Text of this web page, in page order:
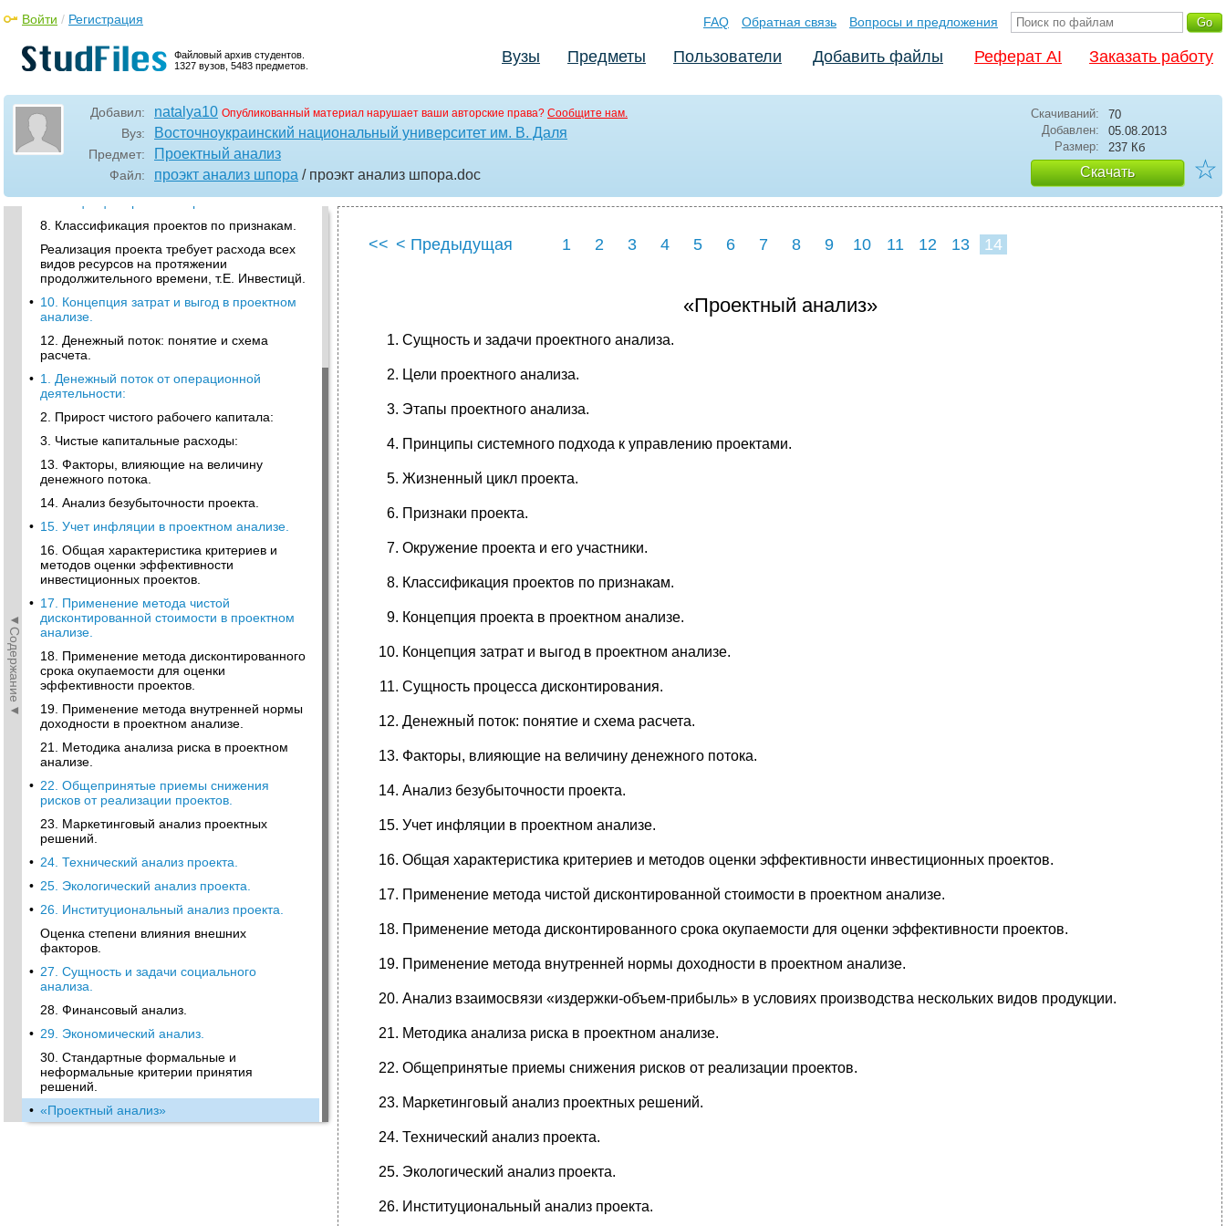
Файловый архив студентов.
1327 вузов, 5483 предметов.
Войти / Регистрация FAQ Обратная связь Вопросы и предложения
Вузы Предметы Пользователи Добавить файлы Реферат AI Заказать работу
Добавил: natalya10 Опубликованный материал нарушает ваши авторские права? Сообщите нам.
Вуз: Восточноукраинский национальный университет им. В. Даля
Предмет: Проектный анализ
Файл: проэкт анализ шпора / проэкт анализ шпора.doc
Скачиваний:
70
Добавлен:
05.08.2013
Размер:
237 Кб
Скачать ☆
◄Содержание◄
• 1. Сущность и задачи проектного анализа.
3. Этапы проектного анализа.
5. Жизненный цикл проекта. Задачи
4. Принципы системного подхода к
управлению проект
•
6. Признаки проекта
7. Окружение проекта и его участники
Участники проекта.
• 9. Концепция проекта в проектном анализе.
8. Классификация проектов по признакам.
Реализация проекта требует расхода всех
видов ресурсов на протяжении
продолжительного времени, т.Е. Инвестицй.
• 10. Концепция затрат и выгод в проектном
анализе.
12. Денежный поток: понятие и схема
расчета.
• 1. Денежный поток от операционной
деятельности:
2. Прирост чистого рабочего капитала:
3. Чистые капитальные расходы:
13. Факторы, влияющие на величину
денежного потока.
14. Анализ безубыточности проекта.
• 15. Учет инфляции в проектном анализе.
16. Общая характеристика критериев и
методов оценки эффективности
инвестиционных проектов.
• 17. Применение метода чистой
дисконтированной стоимости в проектном
анализе.
18. Применение метода дисконтированного
срока окупаемости для оценки
эффективности проектов.
19. Применение метода внутренней нормы
доходности в проектном анализе.
21. Методика анализа риска в проектном
анализе.
• 22. Общепринятые приемы снижения
рисков от реализации проектов.
23. Маркетинговый анализ проектных
решений.
• 24. Технический анализ проекта.
• 25. Экологический анализ проекта.
• 26. Институциональный анализ проекта.
Оценка степени влияния внешних
факторов.
• 27. Сущность и задачи социального
анализа.
28. Финансовый анализ.
• 29. Экономический анализ.
30. Стандартные формальные и
неформальные критерии принятия
решений.
• «Проектный анализ»
<< < Предыдущая 1 2 3 4 5 6 7 8 9 10 11 12 13 14
«Проектный анализ»
Сущность и задачи проектного анализа.
Цели проектного анализа.
Этапы проектного анализа.
Принципы системного подхода к управлению проектами.
Жизненный цикл проекта.
Признаки проекта.
Окружение проекта и его участники.
Классификация проектов по признакам.
Концепция проекта в проектном анализе.
Концепция затрат и выгод в проектном анализе.
Сущность процесса дисконтирования.
Денежный поток: понятие и схема расчета.
Факторы, влияющие на величину денежного потока.
Анализ безубыточности проекта.
Учет инфляции в проектном анализе.
Общая характеристика критериев и методов оценки эффективности инвестиционных проектов.
Применение метода чистой дисконтированной стоимости в проектном анализе.
Применение метода дисконтированного срока окупаемости для оценки эффективности проектов.
Применение метода внутренней нормы доходности в проектном анализе.
Анализ взаимосвязи «издержки-объем-прибыль» в условиях производства нескольких видов продукции.
Методика анализа риска в проектном анализе.
Общепринятые приемы снижения рисков от реализации проектов.
Маркетинговый анализ проектных решений.
Технический анализ проекта.
Экологический анализ проекта.
Институциональный анализ проекта.